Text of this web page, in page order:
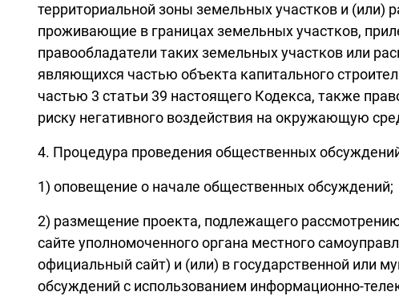
территориальной зоны земельных участков и (или)
проживающие в границах земельных участков,
правообладатели таких земельных участков или
являющихся частью объекта капитального
частью 3 статьи 39 настоящего Кодекса, также
риску негативного воздействия на окружающую
4. Процедура проведения общественных
1) оповещение о начале общественных обсуждений;
2) размещение проекта, подлежащего
сайте уполномоченного органа местного
официальный сайт) и (или) в государственной или
обсуждений с использованием информационно-